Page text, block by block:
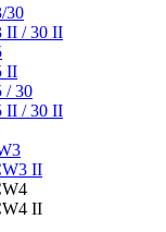
30
II / 30 II
II
/ 30
II / 30 II
II
II